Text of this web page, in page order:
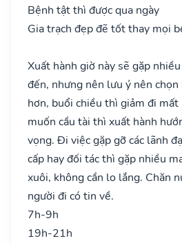
Bệnh tật thì được qua ngày
Gia trạch đẹp đẽ tốt thay mọi
Xuất hành giờ này sẽ gặp
đến, nhưng nên lưu ý nên
hơn, buổi chiều thì giảm đi
muốn cầu tài thì xuất hành
vọng. Đi việc gặp gỡ các lãnh
cấp hay đối tác thì gặp nhiều
xuôi, không cần lo lắng. Chăn
người đi có tin về.
7h-9h
19h-21h